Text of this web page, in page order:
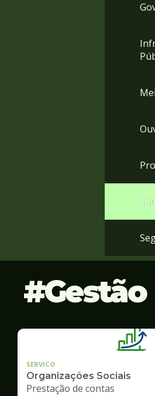
Gestão
SERVICO
Organizações Sociais
Prestação de contas